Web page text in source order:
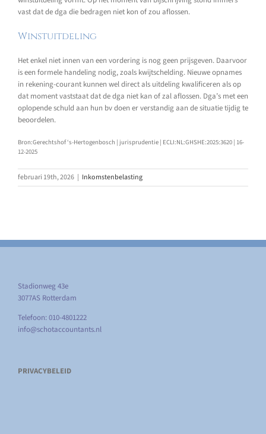
vast dat de dga die bedragen niet kon of zou aflossen.
Winstuitdeling
Het enkel niet innen van een vordering is nog geen prijsgeven. Daarvoor
is een formele handeling nodig, zoals kwijtschelding. Nieuwe opnames
in rekening-courant kunnen wel direct als uitdeling kwalificeren als op
dat moment vaststaat dat de dga niet kan of zal aflossen. Dga’s met een
oplopende schuld aan hun bv doen er verstandig aan de situatie tijdig te
beoordelen.
Bron:Gerechtshof ‘s-Hertogenbosch | jurisprudentie | ECLI:NL:GHSHE:2025:3620 | 16-
12-2025
februari 19th, 2026 | Inkomstenbelasting
Stadionweg 43e
3077AS Rotterdam
Telefoon: 010-4801222
info@schotaccountants.nl
PRIVACYBELEID